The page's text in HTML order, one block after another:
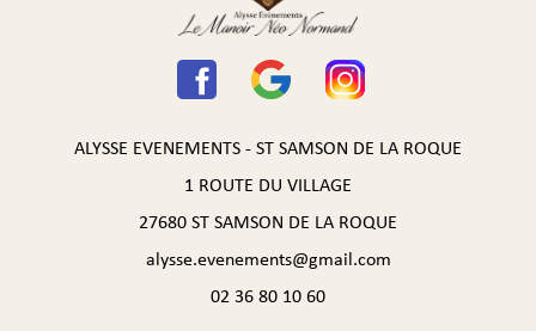
ALYSSE EVENEMENTS - ST SAMSON DE LA ROQUE
1 ROUTE DU VILLAGE
27680 ST SAMSON DE LA ROQUE
alysse.evenements@gmail.com
02 36 80 10 60